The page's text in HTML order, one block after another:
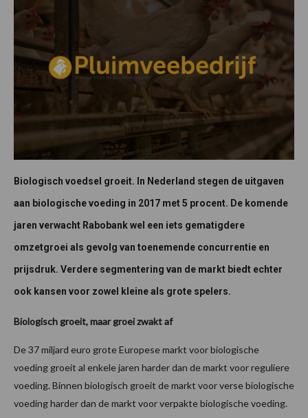
Biologisch voedsel groeit. In Nederland stegen de uitgaven
aan biologische voeding in 2017 met 5 procent. De komende
jaren verwacht Rabobank wel een iets gematigdere
omzetgroei als gevolg van toenemende concurrentie en
prijsdruk. Verdere segmentering van de markt biedt echter
ook kansen voor zowel kleine als grote spelers.
Biologisch groeit, maar groei zwakt af
De 37 miljard euro grote Europese markt voor biologische
voeding groeit al enkele jaren harder dan de markt voor reguliere
voeding. Binnen biologisch groeit de markt voor verse biologische
voeding harder dan de markt voor verpakte biologische voeding.